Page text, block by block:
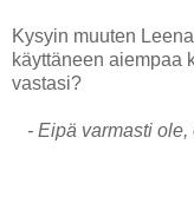
Kysyin muuten
käyttäneen aiempaa
vastasi?
- Eipä varmasti